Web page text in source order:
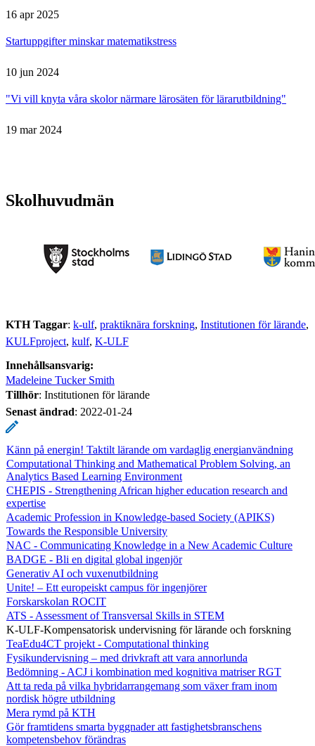
16 apr 2025
Startuppgifter minskar matematikstress
10 jun 2024
"Vi vill knyta våra skolor närmare lärosäten för lärarutbildning"
19 mar 2024
Skolhuvudmän
KTH Taggar: k-ulf praktiknära forskning Institutionen för lärande
KULFproject kulf K-ULF
Innehållsansvarig:
Madeleine Tucker Smith
Tillhör: Institutionen för lärande
Senast ändrad: 2022-01-24
Känn på energin! Taktilt lärande om vardaglig energianvändning
Computational Thinking and Mathematical Problem Solving, an
Analytics Based Learning Environment
CHEPIS - Strengthening African higher education research and
expertise
Academic Profession in Knowledge-based Society (APIKS)
Towards the Responsible University
NAC - Communicating Knowledge in a New Academic Culture
BADGE - Bli en digital global ingenjör
Generativ AI och vuxenutbildning
Unite! – Ett europeiskt campus för ingenjörer
Forskarskolan ROCIT
ATS - Assessment of Transversal Skills in STEM
K-ULF-Kompensatorisk undervisning för lärande och forskning
TeaEdu4CT projekt - Computational thinking
Fysikundervisning – med drivkraft att vara annorlunda
Bedömning - ACJ i kombination med kognitiva matriser RGT
Att ta reda på vilka hybridarrangemang som växer fram inom
nordisk högre utbildning
Mera rymd på KTH
Gör framtidens smarta byggnader att fastighetsbranschens
kompetensbehov förändras